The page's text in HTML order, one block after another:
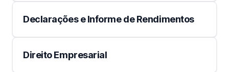
Declarações e Informe de Rendimentos
Direito Empresarial